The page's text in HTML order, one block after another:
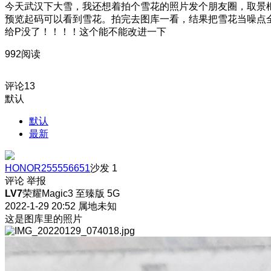
今天武汉下大雪，我还想着拍个雪花的照片发个朋友圈，取景
预览起码可以看到雪花。拍完去图库一看，结果把雪花当噪点
给P没了！！！！这个能不能改进一下
992阅读
评论13
默认
默认
最新
HONOR255556651沙发 1
评论 举报
LV7荣耀Magic3 至臻版 5G
2022-1-29 20:52 属地未知
这是图库里的照片